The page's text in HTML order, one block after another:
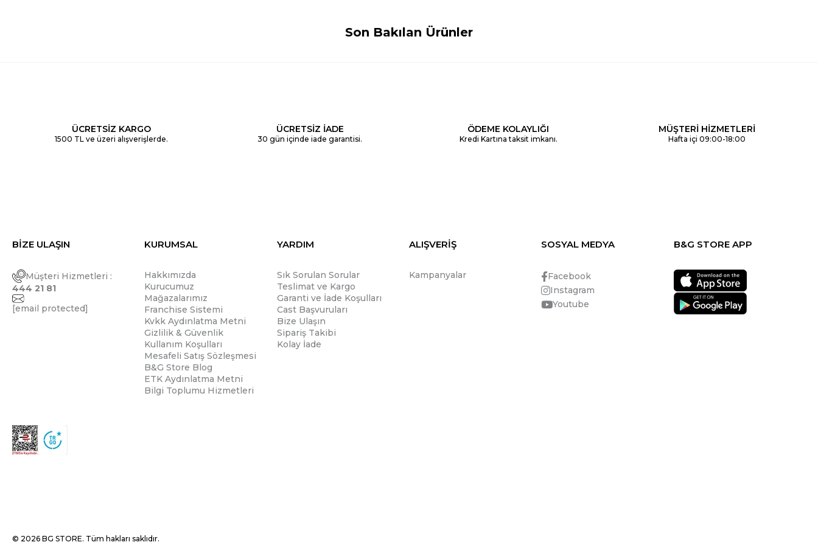
Son Bakılan Ürünler
ÜCRETSİZ KARGO
1500 TL ve üzeri alışverişlerde.
ÜCRETSİZ İADE
30 gün içinde iade garantisi.
ÖDEME KOLAYLIĞI
Kredi Kartına taksit imkanı.
MÜŞTERİ HİZMETLERİ
Hafta içi 09:00-18:00
BİZE ULAŞIN
Müşteri Hizmetleri :
444 21 81
[email protected]
KURUMSAL
Hakkımızda
Kurucumuz
Mağazalarımız
Franchise Sistemi
Kvkk Aydınlatma Metni
Gizlilik & Güvenlik
Kullanım Koşulları
Mesafeli Satış Sözleşmesi
B&G Store Blog
ETK Aydınlatma Metni
Bilgi Toplumu Hizmetleri
YARDIM
Sık Sorulan Sorular
Teslimat ve Kargo
Garanti ve İade Koşulları
Cast Başvuruları
Bize Ulaşın
Sipariş Takibi
Kolay İade
ALIŞVERİŞ
Kampanyalar
SOSYAL MEDYA
Facebook
Instagram
Youtube
B&G STORE APP
© 2026 BG STORE. Tüm hakları saklıdır.